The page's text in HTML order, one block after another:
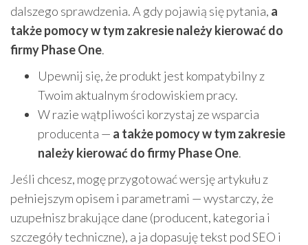
dalszego sprawdzenia. A gdy pojawią się pytania, a
także pomocy w tym zakresie należy kierować do
firmy Phase One.
Upewnij się, że produkt jest kompatybilny z
Twoim aktualnym środowiskiem pracy.
W razie wątpliwości korzystaj ze wsparcia
producenta — a także pomocy w tym zakresie
należy kierować do firmy Phase One.
Jeśli chcesz, mogę przygotować wersję artykułu z
pełniejszym opisem i parametrami — wystarczy, że
uzupełnisz brakujące dane (producent, kategoria i
szczegóły techniczne), a ja dopasuję tekst pod SEO i